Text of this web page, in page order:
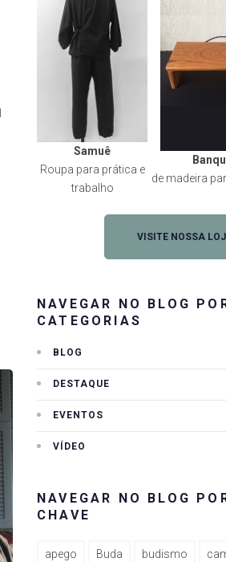
Samuê
Roupa para prática e
trabalho
de madeira
VISITE NOSSA
NAVEGAR NO BLOG
CATEGORIAS
BLOG
DESTAQUE
EVENTOS
VÍDEO
NAVEGAR NO BLOG
CHAVE
apego Buda budismo